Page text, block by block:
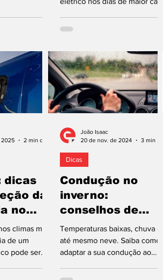
autonomia? Não será...
dicas
da
no
climas mais
de um
pode ser
que...
2025
Condução no
inverno:
conselhos de
piloto de ralis
Temperaturas baixas, chuva e
até mesmo neve. Saiba como
adaptar a sua condução ao
dicas de um profissional,...
Dicas
João Isaac
20 de nov. de 2024
3 min de leitura